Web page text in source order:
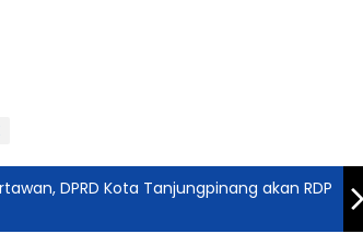
DPRD Kota Tanjungpinang akan RDP